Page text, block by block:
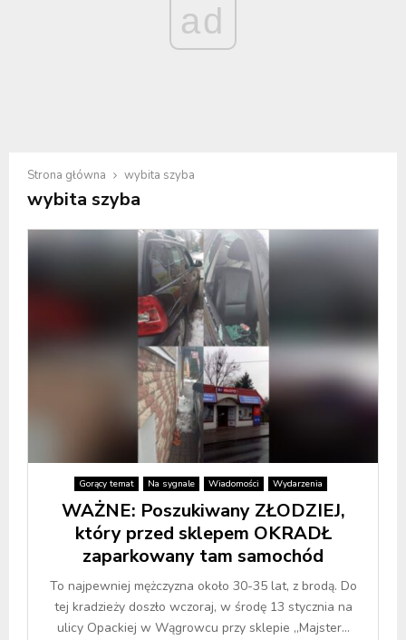
ad
Strona główna wybita szyba
wybita szyba
Gorący temat Na sygnale Wiadomości Wydarzenia
WAŻNE: Poszukiwany ZŁODZIEJ,
który przed sklepem OKRADŁ
zaparkowany tam samochód
To najpewniej mężczyzna około 30-35 lat, z brodą. Do
tej kradzieży doszło wczoraj, w środę 13 stycznia na
ulicy Opackiej w Wągrowcu przy sklepie „Majster...